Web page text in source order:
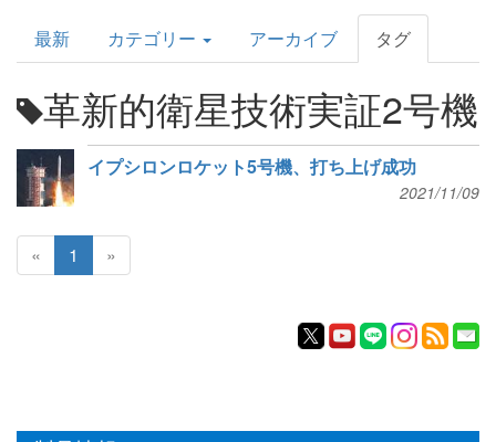
AstroArts
Topics
最新 カテゴリー アーカイブ タグ
革新的衛星技術実証2号機
イプシロンロケット5号機、打ち上げ成功
2021/11/09
« 1 »